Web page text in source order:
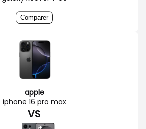
Comparer
apple
iphone 16 pro max
VS